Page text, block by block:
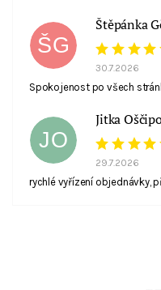
ŠG
Štěpánka
30.7.2026
Spokojenost po všech
JO
Jitka
29.7.2026
rychlé vyřízení objednávky,